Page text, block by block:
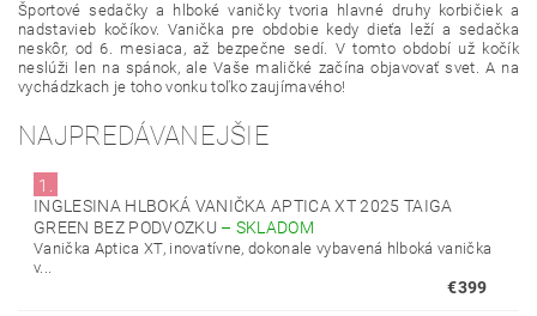
Športové sedačky a hlboké vaničky tvoria hlavné druhy korbičiek a
nadstavieb kočíkov. Vanička pre obdobie kedy dieťa leží a sedačka
neskôr, od 6. mesiaca, až bezpečne sedí. V tomto období už kočík
neslúži len na spánok, ale Vaše maličké začína objavovať svet. A na
vychádzkach je toho vonku toľko zaujímavého!
NAJPREDÁVANEJŠIE
1.
INGLESINA HLBOKÁ VANIČKA APTICA XT 2025 TAIGA
GREEN BEZ PODVOZKU – SKLADOM
Vanička Aptica XT, inovatívne, dokonale vybavená hlboká vanička
v...
€399